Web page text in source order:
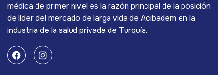
médica de primer nivel es la razón principal de la posición
de líder del mercado de larga vida de Acıbadem en la
industria de la salud privada de Turquía.